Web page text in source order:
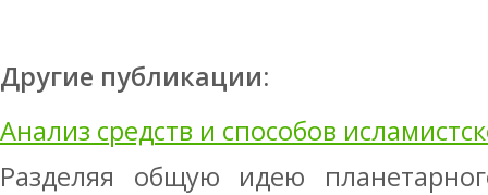
Другие публикации:
Анализ средств и способов
Разделяя общую идею